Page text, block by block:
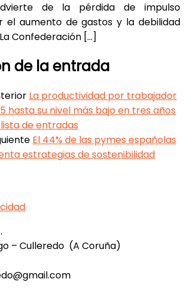
de la pérdida de impulso
el aumento de gastos y la debilidad
Confederación […]
de la entrada
La productividad por trabajador
hasta su nivel más bajo en tres años
de entradas
El 44% de las pymes españolas
estrategias de sostenibilidad
– Culleredo (A Coruña)